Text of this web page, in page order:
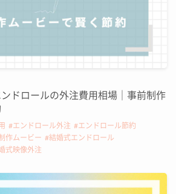
ンドロールの外注費用相場｜事前制作
エンドロール外注
エンドロール節約
作ムービー
結婚式エンドロール
式映像外注